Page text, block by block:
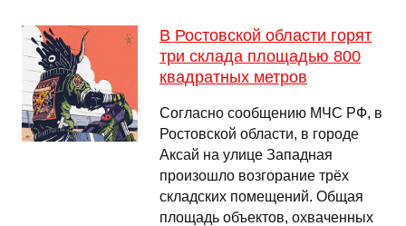
В Ростовской области горят
три склада площадью 800
квадратных метров
Согласно сообщению МЧС РФ, в
Ростовской области, в городе
Аксай на улице Западная
произошло возгорание трёх
складских помещений. Общая
площадь объектов, охваченных